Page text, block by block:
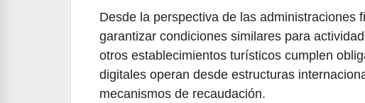
Desde la perspectiva de las administraciones
garantizar condiciones similares para
otros establecimientos turísticos cumplen
digitales operan desde estructuras
mecanismos de recaudación.